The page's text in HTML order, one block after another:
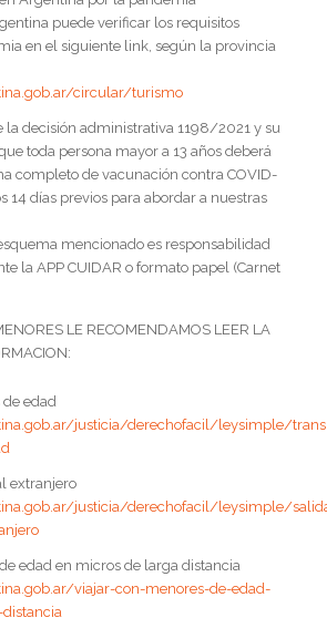
puede verificar los requisitos
en el siguiente link, según la provincia
circular/turismo
decisión administrativa 1198/2021 y su
toda persona mayor a 13 años deberá
completo de vacunación contra COVID-
14 días previos para abordar a nuestras
mencionado es responsabilidad
la APP CUIDAR o formato papel (Carnet
LE RECOMENDAMOS LEER LA
edad
justicia/derechofacil/leysimple/
extranjero
justicia/derechofacil/leysimple/
edad en micros de larga distancia
viajar-con-menores-de-edad-